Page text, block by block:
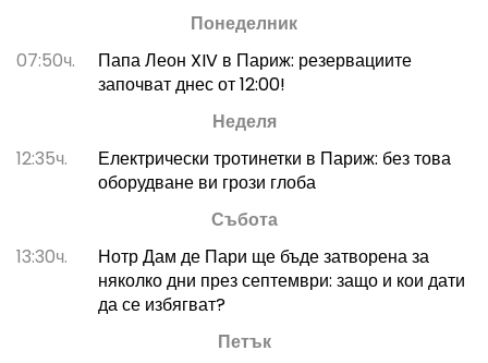
Понеделник
07:50ч.
Папа Леон XIV в Париж: резервациите
започват днес от 12:00!
Неделя
12:35ч.
Електрически тротинетки в Париж: без това
оборудване ви грози глоба
Събота
13:30ч.
Нотр Дам де Пари ще бъде затворена за
няколко дни през септември: защо и кои дати
да се избягват?
Петък